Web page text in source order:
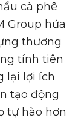
cà phê
Group hứa
thương
tính tiên
lại lợi ích
tạo động
tự hào hơn